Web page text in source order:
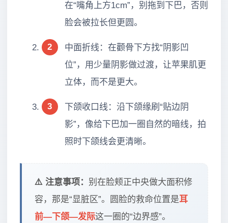
在“嘴角上方1cm”，别拖到下巴，否则
脸会被拉长但更圆。
2
中面折线：在颧骨下方找“阴影凹
位”，用少量阴影做过渡，让苹果肌更
立体，而不是更大。
3
下颌收口线：沿下颌缘刷“贴边阴
影”，像给下巴加一圈自然的暗线，拍
照时下颌线会更清晰。
⚠️ 注意事项： 别在脸颊正中央做大面积修
容，那是“显脏区”。圆脸的救命位置是耳
前—下颌—发际这一圈的“边界感”。